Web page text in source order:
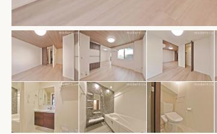
閲覧履歴
保存した検索条件
店舗・スタッフ紹介
希望条件を伝えてプロに探してもらう